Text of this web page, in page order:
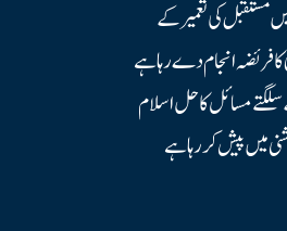
مستقبل کی تعمیر کے
فریضہ انجام دے رہا ہے
مسائل کا حل اسلام
میں پیش کر رہا ہے